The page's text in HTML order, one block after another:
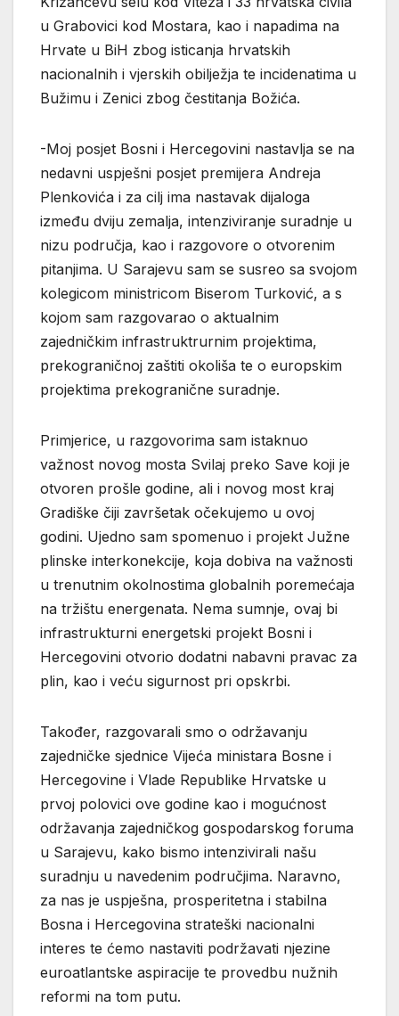
u Grabovici kod Mostara, kao i napadima na
Hrvate u BiH zbog isticanja hrvatskih
nacionalnih i vjerskih obilježja te incidenatima u
Bužimu i Zenici zbog čestitanja Božića.
-Moj posjet Bosni i Hercegovini nastavlja se na
nedavni uspješni posjet premijera Andreja
Plenkovića i za cilj ima nastavak dijaloga
između dviju zemalja, intenziviranje suradnje u
nizu područja, kao i razgovore o otvorenim
pitanjima. U Sarajevu sam se susreo sa svojom
kolegicom ministricom Biserom Turković, a s
kojom sam razgovarao o aktualnim
zajedničkim infrastruktrurnim projektima,
prekograničnoj zaštiti okoliša te o europskim
projektima prekogranične suradnje.
Primjerice, u razgovorima sam istaknuo
važnost novog mosta Svilaj preko Save koji je
otvoren prošle godine, ali i novog most kraj
Gradiške čiji završetak očekujemo u ovoj
godini. Ujedno sam spomenuo i projekt Južne
plinske interkonekcije, koja dobiva na važnosti
u trenutnim okolnostima globalnih poremećaja
na tržištu energenata. Nema sumnje, ovaj bi
infrastrukturni energetski projekt Bosni i
Hercegovini otvorio dodatni nabavni pravac za
plin, kao i veću sigurnost pri opskrbi.
Također, razgovarali smo o održavanju
zajedničke sjednice Vijeća ministara Bosne i
Hercegovine i Vlade Republike Hrvatske u
prvoj polovici ove godine kao i mogućnost
održavanja zajedničkog gospodarskog foruma
u Sarajevu, kako bismo intenzivirali našu
suradnju u navedenim područjima. Naravno,
za nas je uspješna, prosperitetna i stabilna
Bosna i Hercegovina strateški nacionalni
interes te ćemo nastaviti podržavati njezine
euroatlantske aspiracije te provedbu nužnih
reformi na tom putu.